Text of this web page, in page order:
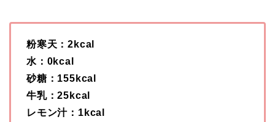
粉寒天：2kcal
水：0kcal
砂糖：155kcal
牛乳：25kcal
レモン汁：1kcal